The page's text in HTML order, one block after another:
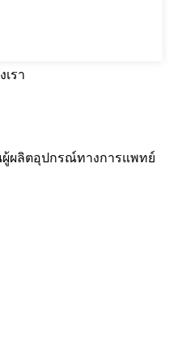
รา
นผู้ผลิตอุปกรณ์ทางการแพทย์